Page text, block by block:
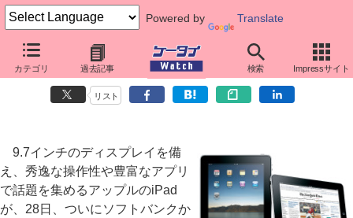
Powered by Translate
カテゴリ 過去記事 検索 Impressサイト
損しないためのケータイ料金再入門
第9回：発売目前のiPad用料金プランを検証
リスト
9.7インチのディスプレイを備
え、秀逸な操作性や豊富なアプリ
で話題を集めるアップルのiPad
が、28日、ついにソフトバンクか